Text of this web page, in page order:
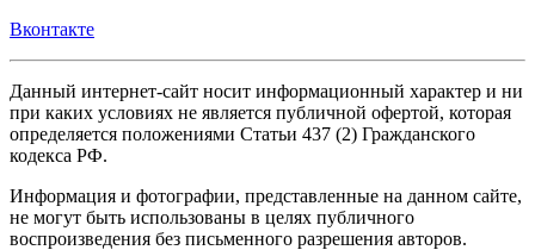
Вконтакте
Данный интернет-сайт носит информационный характер и ни
при каких условиях не является публичной офертой, которая
определяется положениями Статьи 437 (2) Гражданского
кодекса РФ.
Информация и фотографии, представленные на данном сайте,
не могут быть использованы в целях публичного
воспроизведения без письменного разрешения авторов.